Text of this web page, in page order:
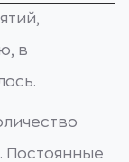
в
Постоянные